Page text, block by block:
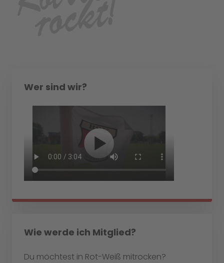
Wer sind wir?
Wie werde ich Mitglied?
Du möchtest in Rot-Weiß mitrocken?